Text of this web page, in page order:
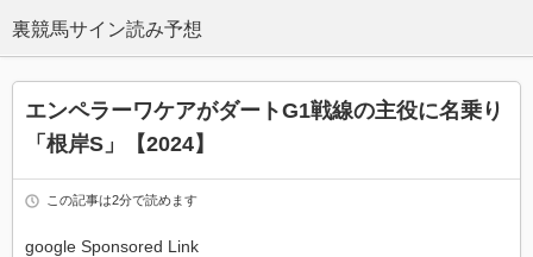
エンペラーワケアがダートG1戦線の主役に名乗り
「根岸S」【2024】
この記事は2分で読めます
google Sponsored Link